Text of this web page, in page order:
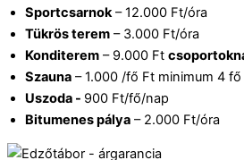
Sportcsarnok– 12.000 Ft/óra
Tükrös terem – 3.000 Ft/óra
Konditerem – 9.000 Ft
Szauna – 1.000 /fő Ft minimum 4 fő
Uszoda - 900 Ft/fő/nap
Bitumenes pálya – 2.000 Ft/óra